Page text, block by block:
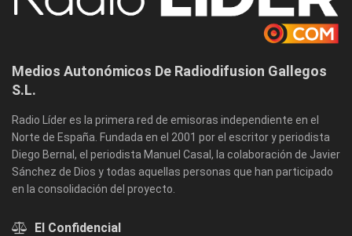
Medios Autonómicos De Radiodifusion Gallegos
S.L.
Radio Líder es la primera red de emisoras independiente en el
Norte de España. Fundada en el 2001 por el escritor y periodista
Diego Bernal, el periodista Manuel Casal, la colaboración de Javier
Sánchez de Dios y todas aquellas personas que han participado
en la consolidación del proyecto.
El Confidencial